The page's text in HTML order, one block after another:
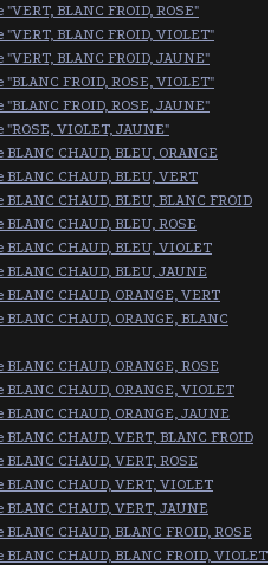
BLANC FROID, ROSE"
BLANC FROID, VIOLET"
BLANC FROID, JAUNE"
FROID, ROSE, VIOLET"
FROID, ROSE, JAUNE"
VIOLET, JAUNE"
CHAUD, BLEU, ORANGE
CHAUD, BLEU, VERT
CHAUD, BLEU, BLANC FROID
CHAUD, BLEU, ROSE
CHAUD, BLEU, VIOLET
CHAUD, BLEU, JAUNE
CHAUD, ORANGE, VERT
CHAUD, ORANGE, BLANC
CHAUD, ORANGE, ROSE
CHAUD, ORANGE, VIOLET
CHAUD, ORANGE, JAUNE
CHAUD, VERT, BLANC FROID
CHAUD, VERT, ROSE
CHAUD, VERT, VIOLET
CHAUD, VERT, JAUNE
CHAUD, BLANC FROID, ROSE
CHAUD, BLANC FROID, VIOLET